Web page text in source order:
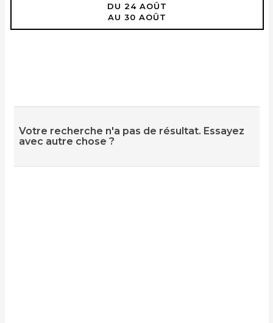
DU 24 AOÛT
AU 30 AOÛT
Votre recherche n'a pas de résultat. Essayez
avec autre chose ?